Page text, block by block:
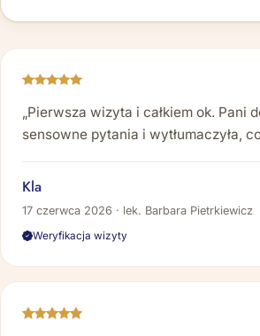
„Pierwsza wizyta i całkiem ok. Pani
sensowne pytania i wytłumaczyła,
Kla
17 czerwca 2026 · lek. Barbara Pietrkiewicz
Weryfikacja wizyty